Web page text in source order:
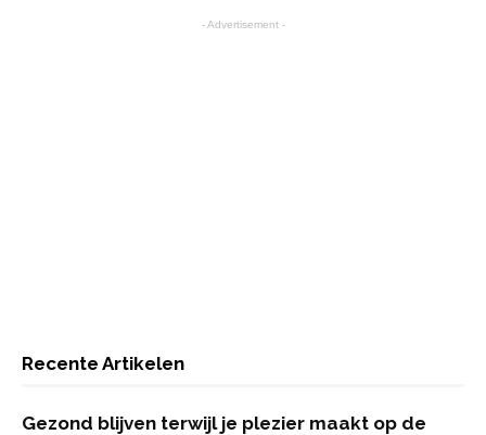
- Advertisement -
Recente Artikelen
Gezond blijven terwijl je plezier maakt op de